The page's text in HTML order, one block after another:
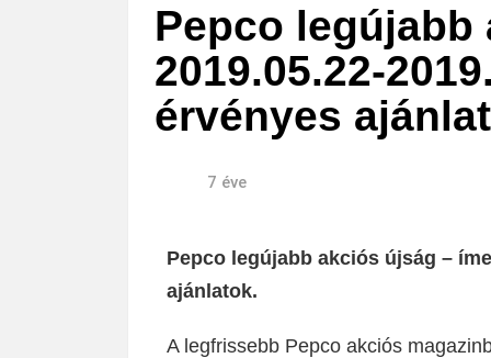
Pepco legújabb
2019.05.22-
érvényes
7 éve
Pepco legújabb akciós újság –
ajánlatok.
A legfrissebb Pepco akciós